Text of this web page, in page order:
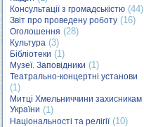
Консультації з громадськістю (44)
Звіт про проведену роботу (16)
Оголошення (28)
Культура (3)
Бібліотеки (1)
Музеї. Заповідники (1)
Театрально-концертні установи
(1)
Митці Хмельниччини захисникам
України (1)
Національності та релігії(10)